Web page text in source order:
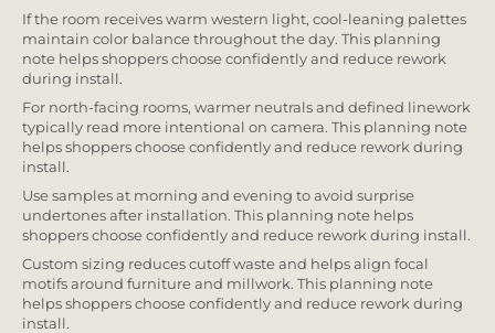
If the room receives warm western light, cool-leaning palettes
maintain color balance throughout the day. This planning
note helps shoppers choose confidently and reduce rework
during install.
For north-facing rooms, warmer neutrals and defined linework
typically read more intentional on camera. This planning note
helps shoppers choose confidently and reduce rework during
install.
Use samples at morning and evening to avoid surprise
undertones after installation. This planning note helps
shoppers choose confidently and reduce rework during install.
Custom sizing reduces cutoff waste and helps align focal
motifs around furniture and millwork. This planning note
helps shoppers choose confidently and reduce rework during
install.